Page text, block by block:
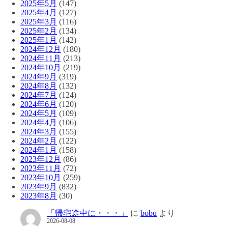
2025年5月 (147)
2025年4月 (127)
2025年3月 (116)
2025年2月 (134)
2025年1月 (142)
2024年12月 (180)
2024年11月 (213)
2024年10月 (219)
2024年9月 (319)
2024年8月 (132)
2024年7月 (124)
2024年6月 (120)
2024年5月 (109)
2024年4月 (106)
2024年3月 (155)
2024年2月 (122)
2024年1月 (158)
2023年12月 (86)
2023年11月 (72)
2023年10月 (259)
2023年9月 (832)
2023年8月 (30)
「帰宅途中に・・・」
に bobu より
2026-08-08